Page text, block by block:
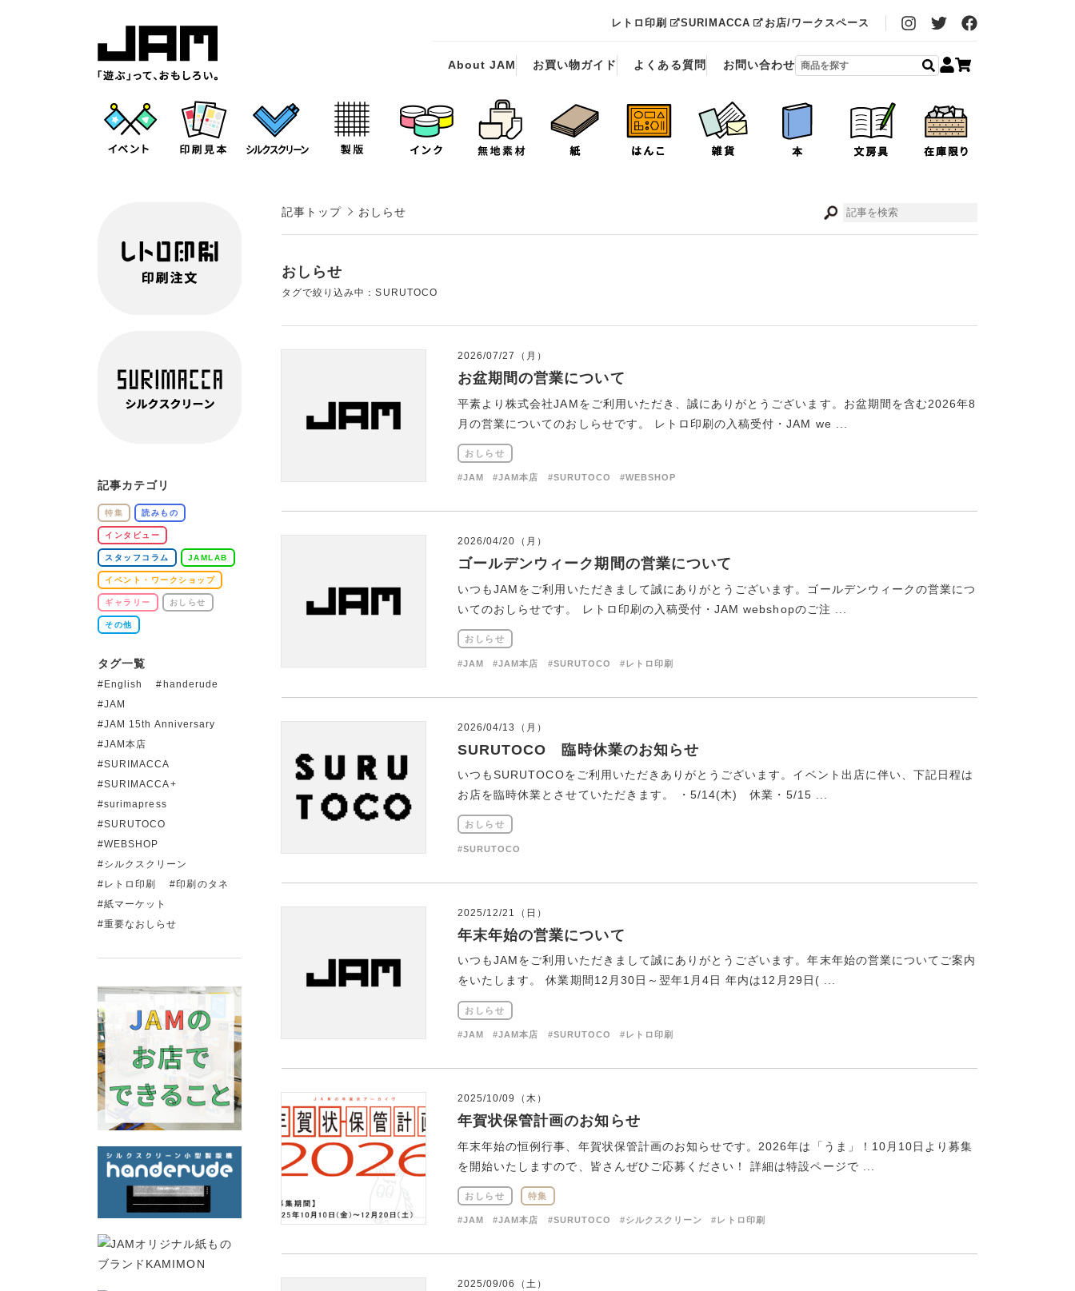
レトロ印刷 SURIMACCA お店/ワークスペース
About JAM お買い物ガイド よくある質問 お問い合わせ
記事トップ おしらせ
おしらせ
タグで絞り込み中：SURUTOCO
2026/07/27（月）
お盆期間の営業について
平素より株式会社JAMをご利用いただき、誠にありがとうございます。お盆期間を含む2026年8
月の営業についてのおしらせです。 レトロ印刷の入稿受付・JAM we ...
おしらせ
#JAM #JAM本店 #SURUTOCO #WEBSHOP
2026/04/20（月）
ゴールデンウィーク期間の営業について
いつもJAMをご利用いただきまして誠にありがとうございます。ゴールデンウィークの営業につ
いてのおしらせです。 レトロ印刷の入稿受付・JAM webshopのご注 ...
おしらせ
#JAM #JAM本店 #SURUTOCO #レトロ印刷
2026/04/13（月）
SURUTOCO 臨時休業のお知らせ
いつもSURUTOCOをご利用いただきありがとうございます。イベント出店に伴い、下記日程は
お店を臨時休業とさせていただきます。 ・5/14(木) 休業・5/15 ...
おしらせ
#SURUTOCO
2025/12/21（日）
年末年始の営業について
いつもJAMをご利用いただきまして誠にありがとうございます。年末年始の営業についてご案内
をいたします。 休業期間12月30日～翌年1月4日 年内は12月29日( ...
おしらせ
#JAM #JAM本店 #SURUTOCO #レトロ印刷
2025/10/09（木）
年賀状保管計画のお知らせ
年末年始の恒例行事、年賀状保管計画のお知らせです。2026年は「うま」！10月10日より募集
を開始いたしますので、皆さんぜひご応募ください！ 詳細は特設ページで ...
おしらせ 特集
#JAM #JAM本店 #SURUTOCO #シルクスクリーン #レトロ印刷
2025/09/06（土）
記事カテゴリ
特集 読みもの
インタビュー
スタッフコラム JAMLAB
イベント・ワークショップ
ギャラリー おしらせ
その他
タグ一覧
English
handerude
JAM
JAM 15th Anniversary
JAM本店
SURIMACCA
SURIMACCA+
surimapress
SURUTOCO
WEBSHOP
シルクスクリーン
レトロ印刷
印刷のタネ
紙マーケット
重要なおしらせ